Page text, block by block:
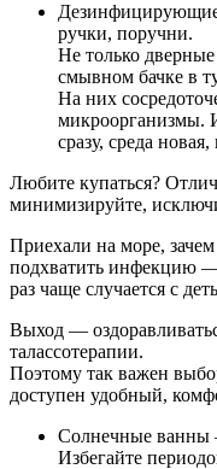
ручки, поручни.
Не только
смывном бачке в
На них
микроорганизмы.
сразу, среда
Любите купаться?
минимизируйте,
Приехали на море,
подхватить инфекцию —
раз чаще случается с
Выход —
талассотерапии.
Поэтому так важен
доступен удобный,
Солнечные ванны
Избегайте